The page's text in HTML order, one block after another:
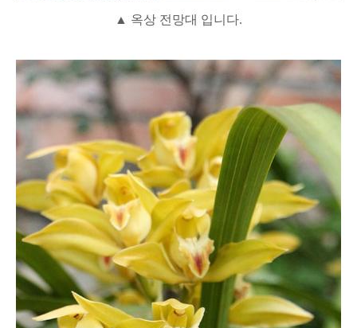
▲ 옥상 전망대 입니다.